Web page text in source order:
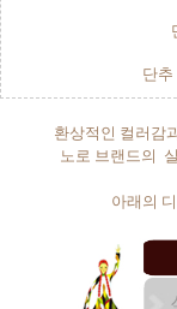
단
환상적인 컬러감
노로 브랜드의
아래의